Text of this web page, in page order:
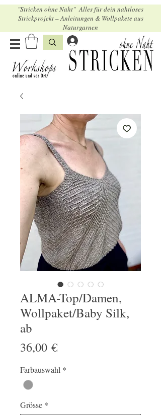
"Stricken ohne Naht" Alles für dein nahtloses
Strickprojekt – Anleitungen & Wollpakete aus
Naturgarnen
ALMA-Top/Damen,
Wollpaket/Baby Silk,
ab
36,00 €Preis
Farbauswahl *
Grösse *